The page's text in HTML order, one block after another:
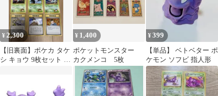
¥ 2,300
【旧裏面】ポケカ タケ
シ キョウ 9枚セット ベ
¥ 1,400
ポケットモンスター
カクメンコ 5枚
¥399
【単品】 ベトベター ポ
ケモン ソフビ 指人形